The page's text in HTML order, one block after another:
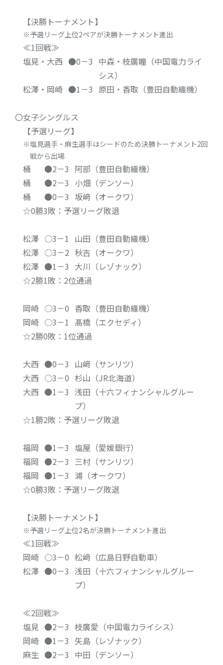
【決勝トーナメント】
予選リーグ上位2ペアが決勝トーナメント進出
≪1回戦≫
塩見・大西 ●0－3 中森・枝廣瞳（中国電力ライ
シス）
松澤・岡崎 ●1－3 原田・香取（豊田自動織機）
〇女子シングルス
【予選リーグ】
塩見選手・麻生選手はシードのため決勝トーナメント2回
戦から出場
桶 ●2－3 阿部（豊田自動織機）
桶
●2－3 小畑（デンソー）
桶
●0－3 坂﨑（オークワ）
☆0勝3敗：予選リーグ敗退
松澤 ○3－1 山田（豊田自動織機）
松澤 ○3－2 秋吉（オークワ）
松澤 ●1－3 大川（レゾナック）
☆2勝1敗：2位通過
岡崎 ○3－0 香取（豊田自動織機）
岡崎 ○3－1 髙橋（エクセディ）
☆2勝0敗：1位通過
大西 ●0－3 山﨑（サンリツ）
大西 ○3－0 杉山（JR北海道）
大西 ●1－3 浅田（十六フィナンシャルグルー
プ）
☆1勝2敗：予選リーグ敗退
福岡 ●1－3 塩屋（愛媛銀行）
福岡 ●2－3 三村（サンリツ）
福岡 ●1－3 浦（オークワ）
☆0勝3敗：予選リーグ敗退
【決勝トーナメント】
予選リーグ上位2名が決勝トーナメント進出
≪1回戦≫
岡崎 ○3－0 松﨑（広島日野自動車）
松澤 ●0－3 浅田（十六フィナンシャルグルー
プ）
≪2回戦≫
塩見 ●2－3 枝廣愛（中国電力ライシス）
岡崎 ●1－3 矢島（レゾナック）
麻生 ●2－3 中田（デンソー）